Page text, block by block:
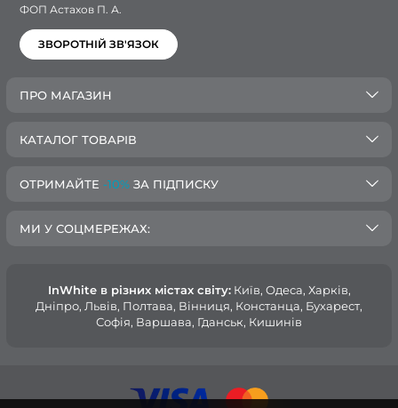
ФОП Астахов П. А.
ЗВОРОТНІЙ ЗВ'ЯЗОК
ПРО МАГАЗИН
КАТАЛОГ ТОВАРІВ
ОТРИМАЙТЕ -10% ЗА ПІДПИСКУ
МИ У СОЦМЕРЕЖАХ:
InWhite в різних містах світу:Київ, Одеса, Харків,
Дніпро, Львів, Полтава, Вінниця, Констанца, Бухарест,
Софія, Варшава, Гданськ, Кишинів